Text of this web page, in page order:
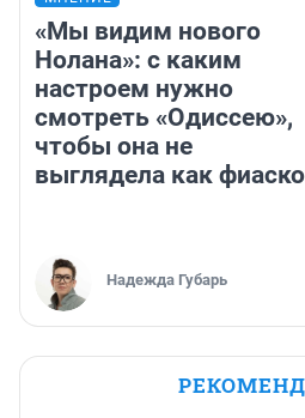
«Мы видим нового
Нолана»: с каким
настроем нужно
смотреть «Одиссею»,
чтобы она не
выглядела как фиаско
Надежда Губарь